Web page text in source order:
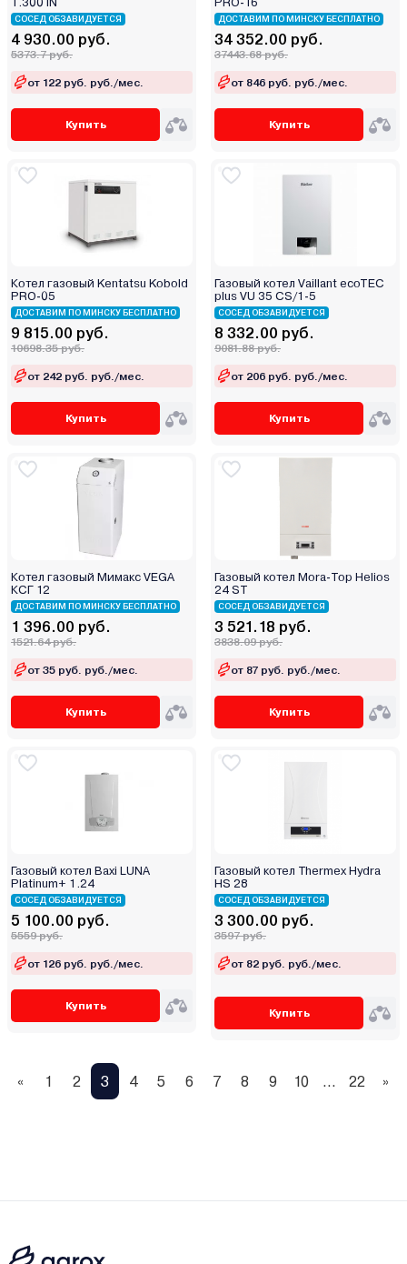
СОСЕД ОБЗАВИДУЕТСЯ
4 930.00 руб.
5373.7 руб.
от 122 руб. руб./мес.
Купить
ДОСТАВИМ ПО МИНСКУ БЕСПЛАТНО
34 352.00 руб.
37443.68 руб.
от 846 руб. руб./мес.
Купить
Котел газовый Kentatsu Kobold
PRO-05
ДОСТАВИМ ПО МИНСКУ БЕСПЛАТНО
9 815.00 руб.
10698.35 руб.
от 242 руб. руб./мес.
Купить
Газовый котел Vaillant ecoTEC
plus VU 35 CS/1-5
СОСЕД ОБЗАВИДУЕТСЯ
8 332.00 руб.
9081.88 руб.
от 206 руб. руб./мес.
Купить
Котел газовый Мимакс VEGA
КСГ 12
ДОСТАВИМ ПО МИНСКУ БЕСПЛАТНО
1 396.00 руб.
1521.64 руб.
от 35 руб. руб./мес.
Купить
Газовый котел Mora-Top Helios
24 ST
СОСЕД ОБЗАВИДУЕТСЯ
3 521.18 руб.
3838.09 руб.
от 87 руб. руб./мес.
Купить
Газовый котел Baxi LUNA
Platinum+ 1.24
СОСЕД ОБЗАВИДУЕТСЯ
5 100.00 руб.
5559 руб.
от 126 руб. руб./мес.
Купить
Газовый котел Thermex Hydra
HS 28
СОСЕД ОБЗАВИДУЕТСЯ
3 300.00 руб.
3597 руб.
от 82 руб. руб./мес.
Купить
« 1 2 3 4 5 6 7 8 9 10 ... 22 »